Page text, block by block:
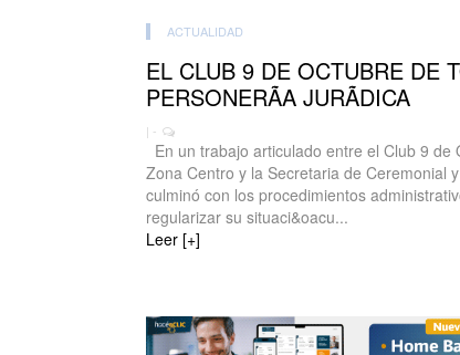
ACTUALIDAD
EL CLUB 9 DE OCTUBRE DE
PERSONERÃA JURÃDICA
| -
En un trabajo articulado entre el Club 9
Zona Centro y la Secretaria de Ceremonial
culminó con los procedimientos
regularizar su situaci&oacu...
Leer [+]